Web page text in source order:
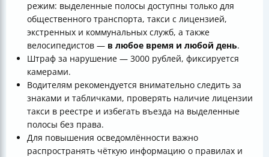
режим: выделенные полосы доступны только для
общественного транспорта, такси с лицензией,
экстренных и коммунальных служб, а также
велосипедистов — в любое время и любой день.
Штраф за нарушение — 3000 рублей, фиксируется
камерами.
Водителям рекомендуется внимательно следить за
знаками и табличками, проверять наличие лицензии
такси в реестре и избегать въезда на выделенные
полосы без права.
Для повышения осведомлённости важно
распространять чёткую информацию о правилах и